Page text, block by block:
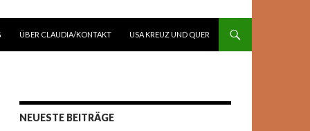
ÜBER CLAUDIA/KONTAKT USA KREUZ UND QUER
NEUESTE BEITRÄGE